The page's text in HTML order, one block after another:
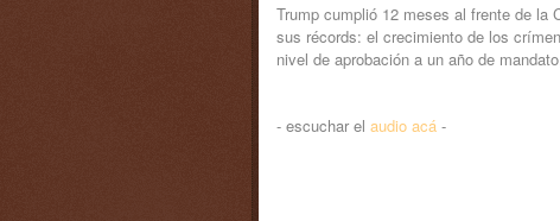
Trump cumplió 12 meses al frente de la
sus récords: el crecimiento de los
nivel de aprobación a un año de
- escuchar el audio acá -